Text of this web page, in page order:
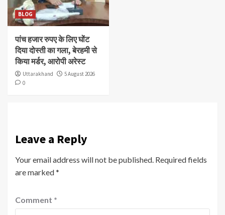
BLOG
पांच हजार रुपए के लिए घोंट
दिया दोस्ती का गला, बेरहमी से
किया मर्डर, आरोपी अरेस्ट
Uttarakhand
5 August 2026
0
Leave a Reply
Your email address will not be published. Required fields
are marked*
Comment *